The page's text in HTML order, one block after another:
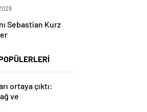
Sebastian Kurz
ortaya çıktı:
ve